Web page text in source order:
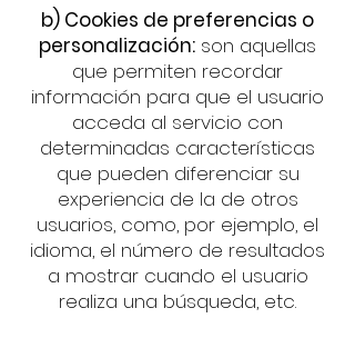
b) Cookies de preferencias o
personalización: son aquellas
que permiten recordar
información para que el usuario
acceda al servicio con
determinadas características
que pueden diferenciar su
experiencia de la de otros
usuarios, como, por ejemplo, el
idioma, el número de resultados
a mostrar cuando el usuario
realiza una búsqueda, etc.